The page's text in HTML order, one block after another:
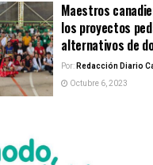
Maestros
los proyectos
alternativos de
Por:Redacción Diario
Octubre 6, 2023